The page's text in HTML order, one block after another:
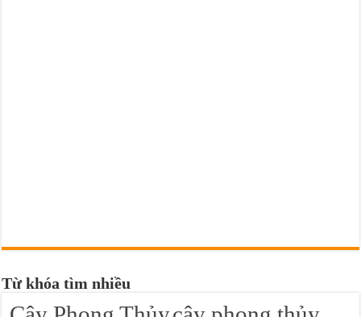
Từ khóa tìm nhiều